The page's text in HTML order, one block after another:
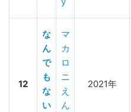
12
な
ん
で
も
な
い
マ
カ
ロ
ニ
え
ん
2021年